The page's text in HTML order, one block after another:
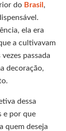
do Brasil ,
ela era
a cultivavam
passada
decoração,
dessa
e por que
quem deseja